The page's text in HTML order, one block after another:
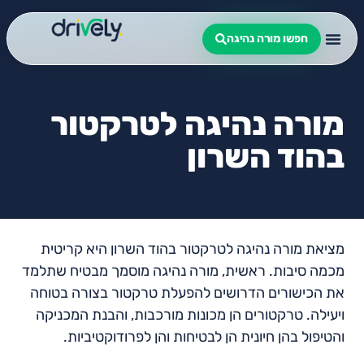
חפשו מורה נהיגה
מורה נהיגה לטרקטור
בהוד השרון
מציאת מורה נהיגה לטרקטור בהוד השרון היא קריטית
מכמה סיבות. ראשית, מורה נהיגה מוסמך מבטיח שתלמד
את הכישורים הדרושים להפעלת טרקטור בצורה בטוחה
ויעילה. טרקטורים הן מכונות מורכבות, והבנת המכניקה
והטיפול בהן חיונית הן לבטיחות והן לפרודוקטיביות.